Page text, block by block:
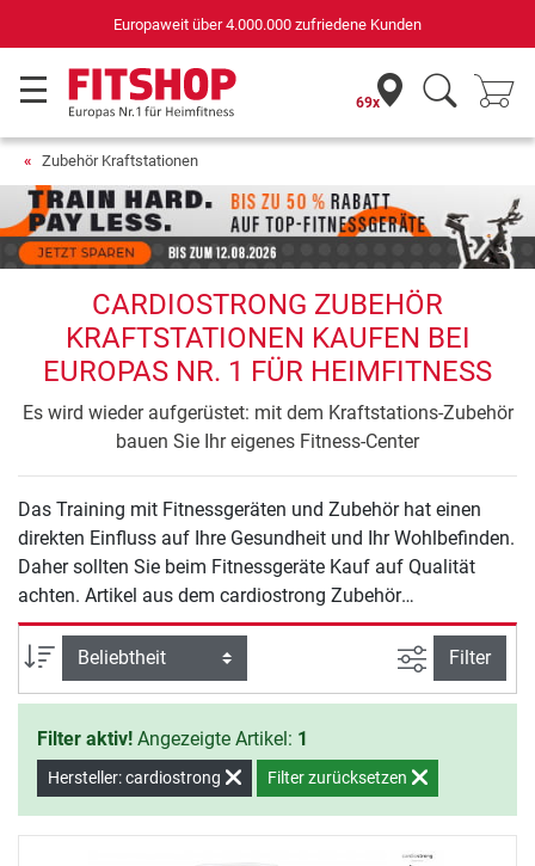
Europaweit über 4.000.000 zufriedene Kunden
69x
Zubehör Kraftstationen
CARDIOSTRONG ZUBEHÖR
KRAFTSTATIONEN KAUFEN BEI
EUROPAS NR. 1 FÜR HEIMFITNESS
Es wird wieder aufgerüstet: mit dem Kraftstations-Zubehör
bauen Sie Ihr eigenes Fitness-Center
Das Training mit Fitnessgeräten und Zubehör hat einen
direkten Einfluss auf Ihre Gesundheit und Ihr Wohlbefinden.
Daher sollten Sie beim Fitnessgeräte Kauf auf Qualität
achten. Artikel aus dem cardiostrong Zubehör
Kraftstationen Sortiment bieten Ihnen Sicherheit und
Qualität für ein effektives Training zu Hause.
Sortierung Ansicht
Filter
Filter aktiv! Angezeigte Artikel: 1
Hersteller: cardiostrong Filter zurücksetzen